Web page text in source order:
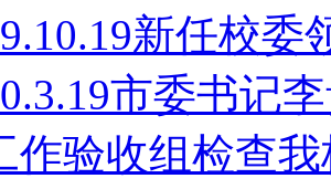
新任校委
市委书记
作验收组检查我